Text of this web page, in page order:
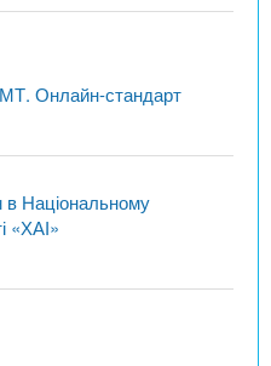
Онлайн-стандарт
в Національному
«ХАІ»